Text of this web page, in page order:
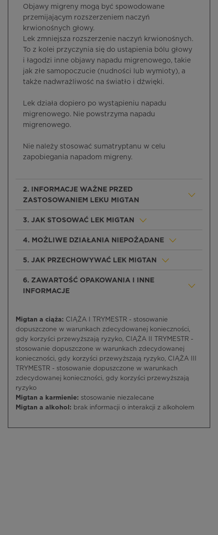
Objawy migreny mogą być spowodowane
przemijającym rozszerzeniem naczyń
krwionośnych głowy.
Lek zmniejsza rozszerzenie naczyń krwionośnych.
To z kolei przyczynia się do ustąpienia bólu głowy
i łagodzi inne objawy napadu migrenowego, takie
jak złe samopoczucie (nudności lub wymioty), a
także nadwrażliwość na światło i dźwięki.
Lek działa dopiero po wystąpieniu napadu
migrenowego. Nie powstrzyma napadu
migrenowego.
Nie należy stosować sumatryptanu w celu
zapobiegania napadom migreny.
2. INFORMACJE WAŻNE PRZED
ZASTOSOWANIEM LEKU MIGTAN
3. JAK STOSOWAĆ LEK MIGTAN
4. MOŻLIWE DZIAŁANIA NIEPOŻĄDANE
5. JAK PRZECHOWYWAĆ LEK MIGTAN
6. ZAWARTOŚĆ OPAKOWANIA I INNE
INFORMACJE
Migtan a ciąża: CIĄŻA I TRYMESTR - stosowanie
dopuszczone w warunkach zdecydowanej konieczności,
gdy korzyści przewyższają ryzyko, CIĄŻA II TRYMESTR -
stosowanie dopuszczone w warunkach zdecydowanej
konieczności, gdy korzyści przewyższają ryzyko, CIĄŻA III
TRYMESTR - stosowanie dopuszczone w warunkach
zdecydowanej konieczności, gdy korzyści przewyższają
ryzyko
Migtan a karmienie: stosowanie niezalecane
Migtan a alkohol: brak informacji o interakcji z alkoholem